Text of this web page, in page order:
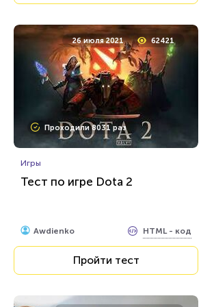
26 июля 2021 62421
Проходили 8031 раз
Игры
Тест по игре Dota 2
Awdienko HTML - код
Пройти тест